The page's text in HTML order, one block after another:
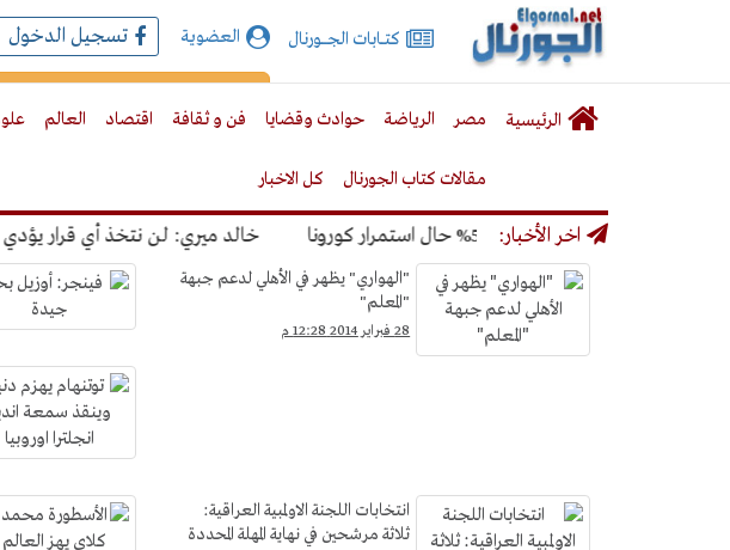
الجورنال
نت
كتـــابات الجـــــورنال العضوية تسجيل الدخول
الرئيسية مصر الرياضة حوادث وقضايا فن و ثقافة اقتصاد العالم
مقالات كتاب الجورنال كل الاخبار
اخر الأخبار:بنسبة 50% حال استمرار كورونا خالد ميري: لن نتخذ أي قرار يؤدي إلى
الرياضة
"الهواري" يظهر في الأهلي لدعم جبهة
"المعلم"
28 فبراير 2014 12:28 م
انتخابات اللجنة الاولمبية العراقية:
ثلاثة مرشحين في نهاية المهلة المحددة